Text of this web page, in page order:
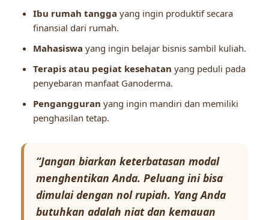
Ibu rumah tangga yang ingin produktif secara
finansial dari rumah.
Mahasiswa yang ingin belajar bisnis sambil kuliah.
Terapis atau pegiat kesehatan yang peduli pada
penyebaran manfaat Ganoderma.
Pengangguran yang ingin mandiri dan memiliki
penghasilan tetap.
“Jangan biarkan keterbatasan modal
menghentikan Anda. Peluang ini bisa
dimulai dengan nol rupiah. Yang Anda
butuhkan adalah niat dan kemauan